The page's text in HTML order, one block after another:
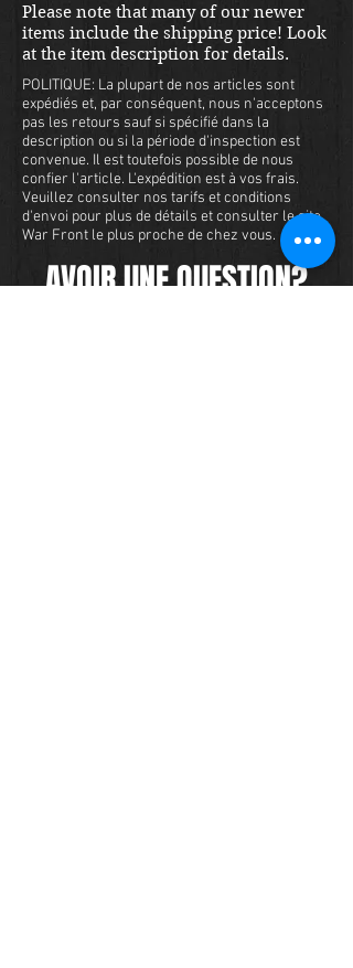
américaine avec jusqu'à 20000
soldats à la fois. De retour au
peuple de l'Oregon après la
guerre, seule une ferme qui était
l'hôpital vétérinaire se dresse
maintenant de l'énorme
complexe.
Please note that many of our newer
items include the shipping price! Look
at the item description for details.
POLITIQUE: La plupart de nos articles sont
expédiés et, par conséquent, nous n'acceptons
pas les retours sauf si spécifié dans la
description ou si la période d'inspection est
convenue. Il est toutefois possible de nous
confier l'article. L'expédition est à vos frais.
Veuillez consulter nos tarifs et conditions
d'envoi pour plus de détails et consulter le site
War Front le plus proche de chez vous.
AVOIR UNE QUESTION?